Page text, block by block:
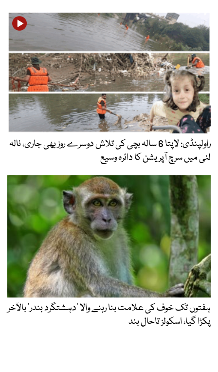
راولپنڈی: لاپتا 6 سالہ بچی کی تلاش دوسرے روز بھی جاری، نالہ
لئی میں سرچ آپریشن کا دائرہ وسیع
ہفتوں تک خوف کی علامت بنا رہنے والا ‘دہشتگرد بندر’ بالآخر
پکڑا گیا، اسکولز تاحال بند